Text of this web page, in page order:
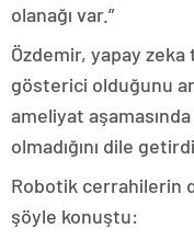
olanağı var.”
Özdemir, yapay
gösterici olduğunu
ameliyat
olmadığını dile getirdi.
Robotik cerrahilerin
şöyle konuştu: